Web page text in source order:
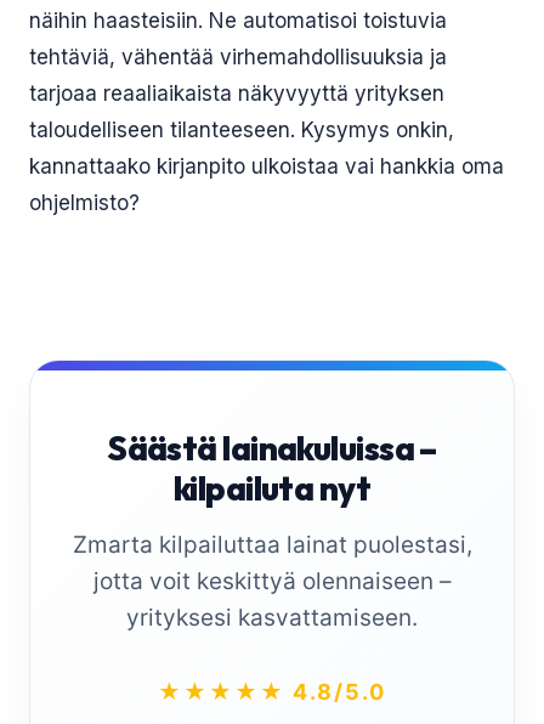
näihin haasteisiin. Ne automatisoi toistuvia
tehtäviä, vähentää virhemahdollisuuksia ja
tarjoaa reaaliaikaista näkyvyyttä yrityksen
taloudelliseen tilanteeseen. Kysymys onkin,
kannattaako kirjanpito ulkoistaa vai hankkia oma
ohjelmisto?
Säästä lainakuluissa –
kilpailuta nyt
Zmarta kilpailuttaa lainat puolestasi,
jotta voit keskittyä olennaiseen –
yrityksesi kasvattamiseen.
★★★★★ 4.8/5.0